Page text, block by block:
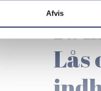
Afvis
Få
Lås